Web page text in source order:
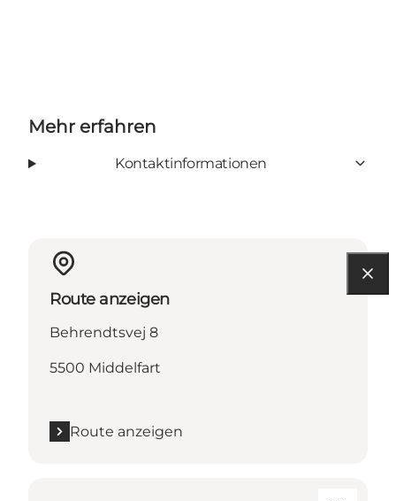
Mehr erfahren
Kontaktinformationen
Route anzeigen
Behrendtsvej 8
5500 Middelfart
Route anzeigen